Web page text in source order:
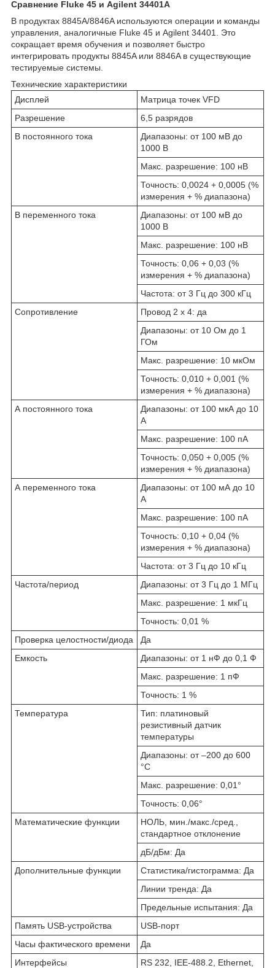
Сравнение Fluke 45 и Agilent 34401A
В продуктах 8845A/8846A используются операции и команды
управления, аналогичные Fluke 45 и Agilent 34401. Это
сокращает время обучения и позволяет быстро
интегрировать продукты 8845A или 8846A в существующие
тестируемые системы.
Технические характеристики
Дисплей
Матрица точек VFD
Разрешение
6,5 разрядов
В постоянного тока
Диапазоны: от 100 мВ до
1000 В
Макс. разрешение: 100 нВ
Точность: 0,0024 + 0,0005 (%
измерения + % диапазона)
В переменного тока
Диапазоны: от 100 мВ до
1000 В
Макс. разрешение: 100 нВ
Точность: 0,06 + 0,03 (%
измерения + % диапазона)
Частота: от 3 Гц до 300 кГц
Сопротивление
Провод 2 х 4: да
Диапазоны: от 10 Ом до 1
ГОм
Макс. разрешение: 10 мкОм
Точность: 0,010 + 0,001 (%
измерения + % диапазона)
А постоянного тока
Диапазоны: от 100 мкА до 10
А
Макс. разрешение: 100 пА
Точность: 0,050 + 0,005 (%
измерения + % диапазона)
А переменного тока
Диапазоны: от 100 мА до 10
А
Макс. разрешение: 100 пА
Точность: 0,10 + 0,04 (%
измерения + % диапазона)
Частота: от 3 Гц до 10 кГц
Частота/период
Диапазоны: от 3 Гц до 1 МГц
Макс. разрешение: 1 мкГц
Точность: 0,01 %
Проверка целостности/диода
Да
Емкость
Диапазоны: от 1 нФ до 0,1 Ф
Макс. разрешение: 1 пФ
Точность: 1 %
Температура
Тип: платиновый
резистивный датчик
температуры
Диапазоны: от –200 до 600
°C
Макс. разрешение: 0,01°
Точность: 0,06°
Математические функции
НОЛЬ, мин./макс./сред.,
стандартное отклонение
дБ/дБм: Да
Дополнительные функции
Статистика/гистограмма: Да
Линии тренда: Да
Предельные испытания: Да
Память USB-устройства
USB-порт
Часы фактического времени
Да
Интерфейсы
RS 232, IEE-488.2, Ethernet,